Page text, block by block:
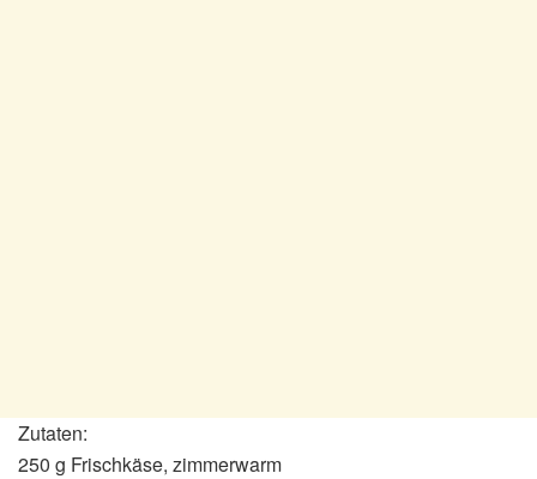
Zutaten:
250 g Frischkäse, zimmerwarm